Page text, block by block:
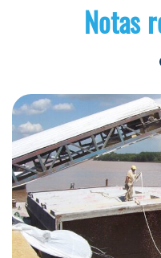
Notas